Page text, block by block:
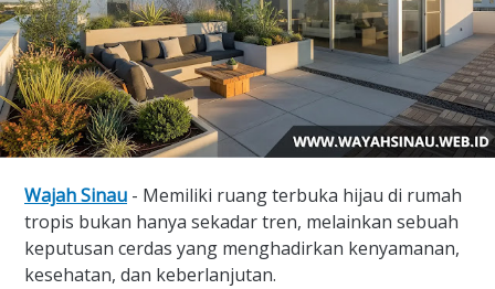
Wajah Sinau - Memiliki ruang terbuka hijau di rumah
tropis bukan hanya sekadar tren, melainkan sebuah
keputusan cerdas yang menghadirkan kenyamanan,
kesehatan, dan keberlanjutan.